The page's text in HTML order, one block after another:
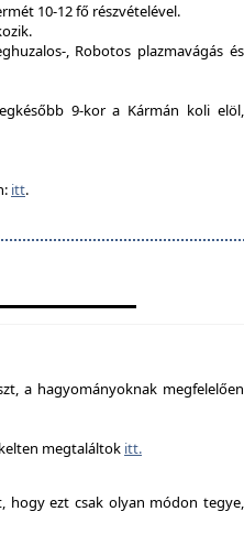
10-12 fő részvételével.
, Robotos plazmavágás és
9-kor a Kármán koli elöl,
itt.
a hagyományoknak megfelelően
megtaláltok itt.
hogy ezt csak olyan módon tegye,